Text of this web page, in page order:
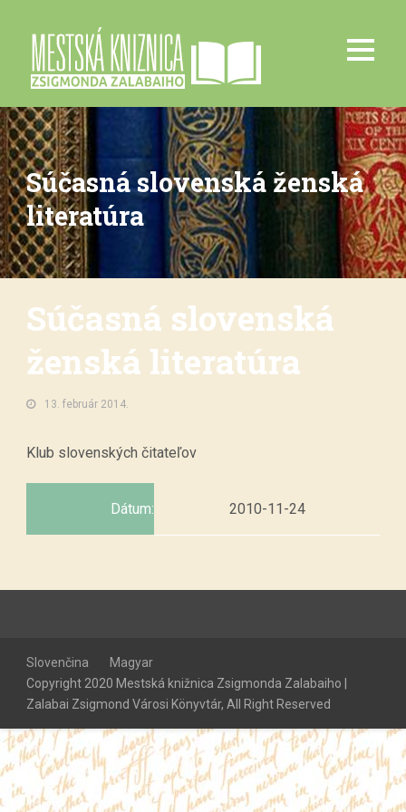
Súčasná slovenská ženská
literatúra
Súčasná slovenská
ženská literatúra
13. február 2014.
Klub slovenských čitateľov
Dátum: 2010-11-24
Slovenčina
Magyar
Copyright 2020 Mestská knižnica Zsigmonda Zalabaiho |
Zalabai Zsigmond Városi Könyvtár, All Right Reserved